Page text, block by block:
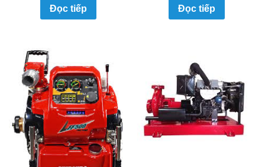
Đọc tiếp Đọc tiếp